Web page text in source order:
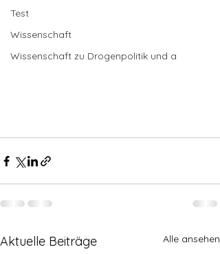
Test
Wissenschaft
Wissenschaft zu Drogenpolitik und a
Aktuelle Beiträge Alle ansehen